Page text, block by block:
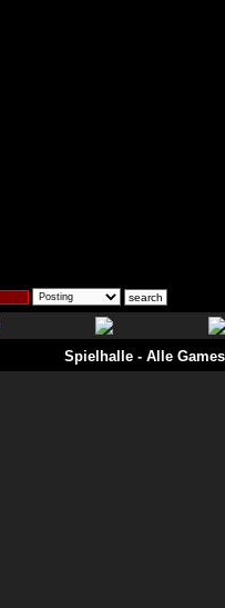
Spielhalle - Alle